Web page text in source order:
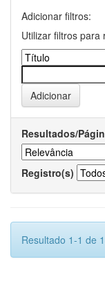
Adicionar filtros:
Utilizar filtros para
Resultados/
Registro(s)
Resultado 1-1 de